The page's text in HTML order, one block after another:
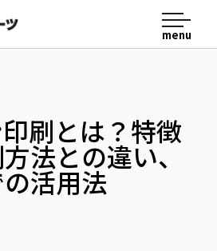
menu
刷とは？特徴
法との違い、
活用法